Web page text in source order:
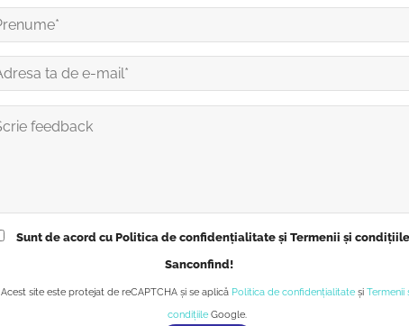
Sunt de acord cu Politica de confidențialitate și Termenii și condițiile
Sanconfind!
Acest site este protejat de reCAPTCHA și se aplică Politica de confidențialitate și Termenii
condițiile Google.